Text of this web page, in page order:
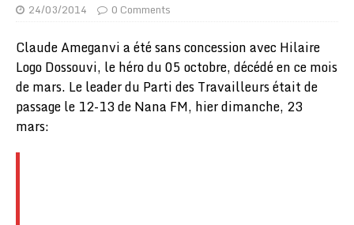
24/03/2014 0 Comments
Claude Ameganvi a été sans concession avec Hilaire
Logo Dossouvi, le héro du 05 octobre, décédé en ce mois
de mars. Le leader du Parti des Travailleurs était de
passage le 12-13 de Nana FM, hier dimanche, 23
mars: